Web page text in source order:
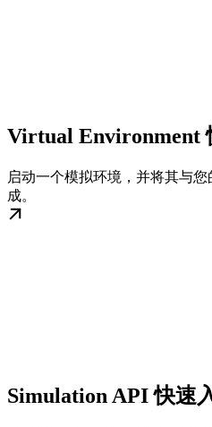
Virtual Environment
启动一个模拟环境，并将其与
成。
Simulation API 快速